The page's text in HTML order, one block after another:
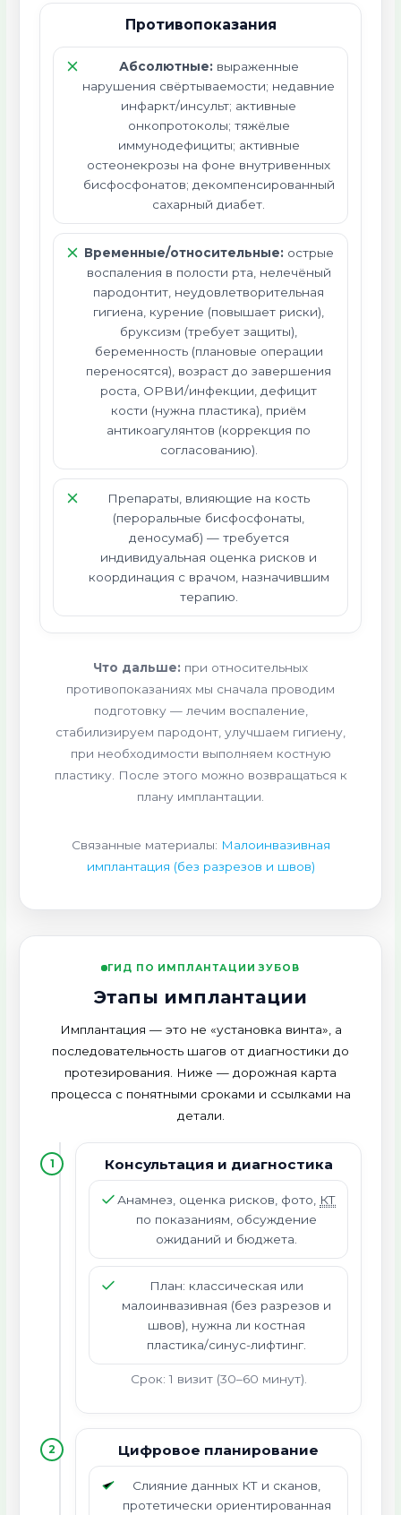
Противопоказания
Абсолютные: выраженные
нарушения свёртываемости; недавние
инфаркт/инсульт; активные
онкопротоколы; тяжёлые
иммунодефициты; активные
остеонекрозы на фоне внутривенных
бисфосфонатов; декомпенсированный
сахарный диабет.
Временные/относительные: острые
воспаления в полости рта, нелечёный
пародонтит, неудовлетворительная
гигиена, курение (повышает риски),
бруксизм (требует защиты),
беременность (плановые операции
переносятся), возраст до завершения
роста, ОРВИ/инфекции, дефицит
кости (нужна пластика), приём
антикоагулянтов (коррекция по
согласованию).
Препараты, влияющие на кость
(пероральные бисфосфонаты,
деносумаб) — требуется
индивидуальная оценка рисков и
координация с врачом, назначившим
терапию.
Что дальше: при относительных
противопоказаниях мы сначала проводим
подготовку — лечим воспаление,
стабилизируем пародонт, улучшаем гигиену,
при необходимости выполняем костную
пластику. После этого можно возвращаться к
плану имплантации.
Связанные материалы: Малоинвазивная
имплантация (без разрезов и швов)
ГИД ПО ИМПЛАНТАЦИИ ЗУБОВ
Этапы имплантации
Имплантация — это не «установка винта», а
последовательность шагов от диагностики до
протезирования. Ниже — дорожная карта
процесса с понятными сроками и ссылками на
детали.
1 Консультация и диагностика
Анамнез, оценка рисков, фото,
КТ
по показаниям, обсуждение
ожиданий и бюджета.
План: классическая или
малоинвазивная (без разрезов и
швов), нужна ли костная
пластика/синус-лифтинг.
Срок: 1 визит (30–60 минут).
2 Цифровое планирование
Слияние данных КТ и сканов,
протетически ориентированная